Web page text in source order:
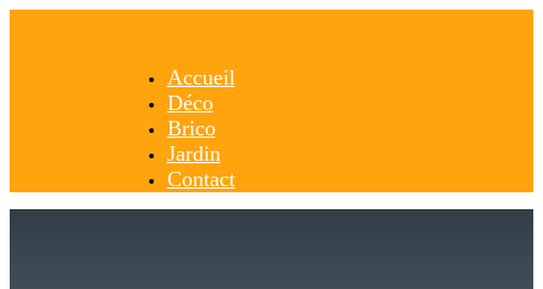
Accueil
Déco
Brico
Jardin
Contact